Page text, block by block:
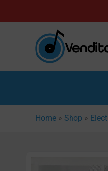
al
Home » Shop »